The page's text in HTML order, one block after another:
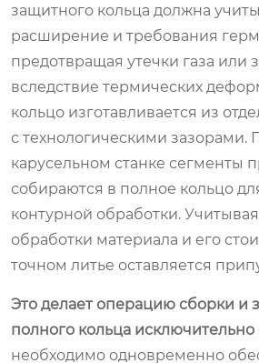
защитного кольца должна
расширение и требования
предотвращая утечки газа или
вследствие термических
кольцо изготавливается из
с технологическими зазорами.
карусельном станке сегменты
собираются в полное кольцо
контурной обработки.
обработки материала и его
точном литье оставляется
Это делает операцию сборки и
полного кольца
необходимо одновременно